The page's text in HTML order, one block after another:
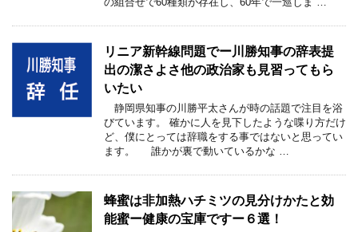
リニア新幹線問題でー川勝知事の辞表提
出の潔さよさ他の政治家も見習ってもら
いたい
静岡県知事の川勝平太さんが時の話題で注目を浴
びています。 確かに人を見下したような喋り方だけ
ど、僕にとっては辞職をする事ではないと思ってい
ます。 誰かが裏で動いているかな …
蜂蜜は非加熱ハチミツの見分けかたと効
能蜜ー健康の宝庫ですー６選！